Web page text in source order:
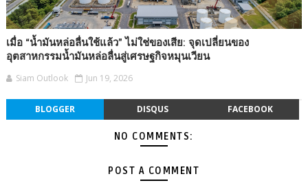
เมื่อ “น้ำมันหล่อลื่นใช้แล้ว” ไม่ใช่ของเสีย: จุดเปลี่ยนของ
อุตสาหกรรมน้ำมันหล่อลื่นสู่เศรษฐกิจหมุนเวียน
Siam Outlook Jun 19, 2026
BLOGGER DISQUS FACEBOOK
NO COMMENTS:
POST A COMMENT